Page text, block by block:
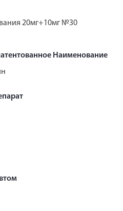
20мг+10мг №30
Наименование